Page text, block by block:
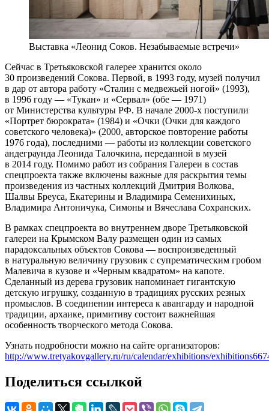
Выставка «Леонид Соков. Незабываемые встречи»
Сейчас в Третьяковской галерее хранится около
30 произведений Сокова. Первой, в 1993 году, музей получил
в дар от автора работу «Сталин с медвежьей ногой» (1993),
в 1996 году — «Тукан» и «Сервал» (обе — 1971)
от Министерства культуры РФ. В начале 2000-х поступили
«Портрет бюрократа» (1984) и «Очки (Очки для каждого
советского человека)» (2000, авторское повторение работы
1976 года), последними — работы из коллекции советского
андеграунда Леонида Талочкина, переданной в музей
в 2014 году. Помимо работ из собрания Галереи в состав
спецпроекта также включены важные для раскрытия темы
произведения из частных коллекций Дмитрия Волкова,
Шалвы Бреуса, Екатерины и Владимира Семенихиных,
Владимира Антоничука, Симоны и Вячеслава Сохранских.
В рамках спецпроекта во внутреннем дворе Третьяковской
галереи на Крымском Валу размещен один из самых
парадоксальных объектов Сокова — воспроизведенный
в натуральную величину грузовик с супрематическим гробом
Малевича в кузове и «Черным квадратом» на капоте.
Сделанный из дерева грузовик напоминает гигантскую
детскую игрушку, созданную в традициях русских резных
промыслов. В соединении интереса к авангарду и народной
традиции, архаике, примитиву состоит важнейшая
особенность творческого метода Сокова.
Узнать подробности можно на сайте организаторов:
http://www.tretyakovgallery.ru/ru/calendar/exhibitions/
Поделиться ссылкой